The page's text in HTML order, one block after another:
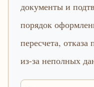
документы и
порядок
пересчета,
из-за неполных